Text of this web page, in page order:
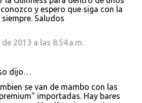
y espero que siga con la
Saludos
2013 a las 8:54 a.m.
dijo…
se van de mambo con las
importadas. Hay bares